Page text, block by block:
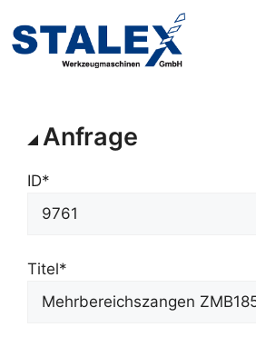
Inhalt
springen
Anfrage
ID*
Titel*